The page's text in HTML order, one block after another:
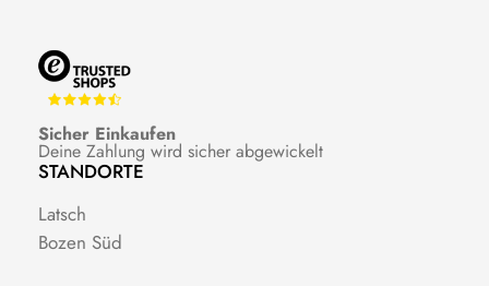
Sicher Einkaufen
Deine Zahlung wird sicher abgewickelt
STANDORTE
Latsch
Bozen Süd